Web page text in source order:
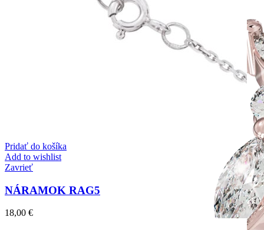
Pridať do košíka
Add to wishlist
Zavrieť
NÁRAMOK RAG5
18,00 €